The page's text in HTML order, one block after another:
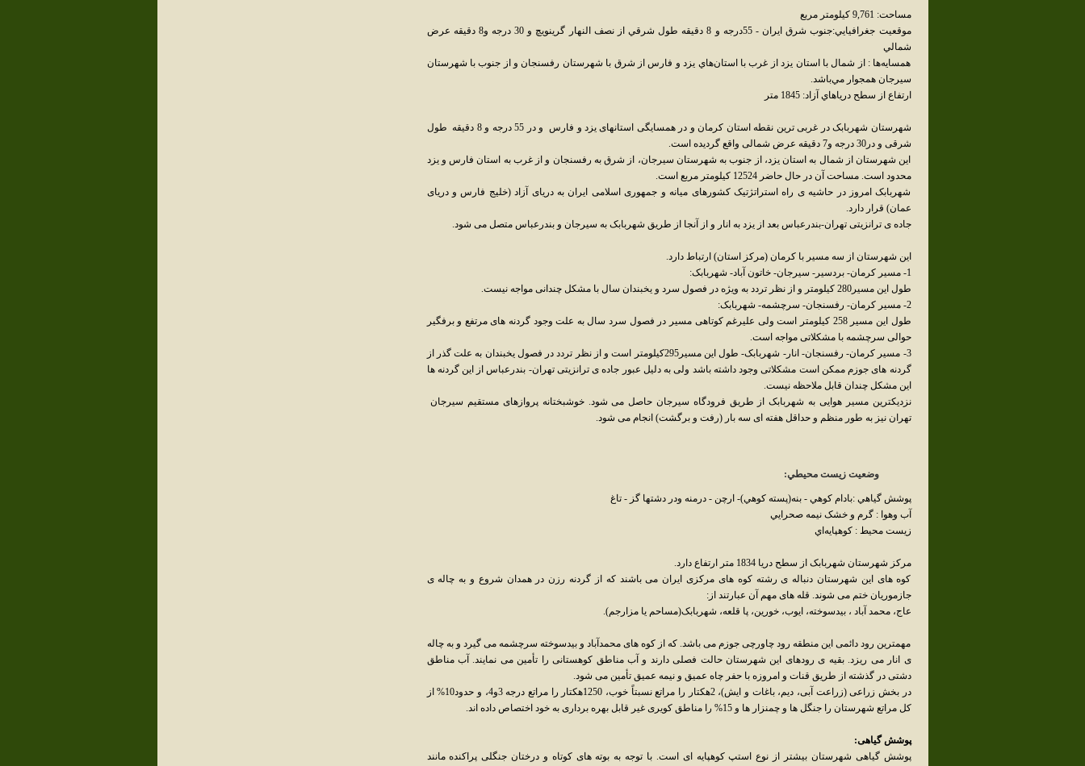
مساحت: 9,761 کيلومتر مربع
موقعيت جغرافيايي:جنوب شرق ايران - 55درجه و 8 دقيقه طول شرقي از نصف النهار گرينويچ و 30 درجه و8 دقيقه عرض
شمالي
همسايه‌ها : از شمال با استان يزد از غرب با استان‌هاي يزد و فارس از شرق با شهرستان رفسنجان و از جنوب با شهرستان
سيرجان همجوار مي‌باشد.
ارتفاع از سطح درياهاي آزاد: 1845 متر
شهرستان شهربابک در غربی ترین نقطه استان کرمان و در همسایگی استانهای یزد و فارس و در 55 درجه و 8 دقیقه طول
شرقی و در30 درجه و7 دقیقه عرض شمالی واقع گردیده است.
این شهرستان از شمال به استان یزد، از جنوب به شهرستان سیرجان، از شرق به رفسنجان و از غرب به استان فارس و یزد
محدود است. مساحت آن در حال حاضر 12524 کیلومتر مربع است.
شهربابک امروز در حاشیه ی راه استراتژتیک کشورهای میانه و جمهوری اسلامی ایران به دریای آزاد (خلیج فارس و دریای
عمان) قرار دارد.
جاده ی ترانزیتی تهران-بندرعباس بعد از یزد به انار و از آنجا از طریق شهربابک به سیرجان و بندرعباس متصل می شود.
این شهرستان از سه مسیر با کرمان (مرکز استان) ارتباط دارد.
1- مسیر کرمان- بردسیر- سیرجان- خاتون آباد- شهربابک:
طول این مسیر280 کیلومتر و از نظر تردد به ویژه در فصول سرد و یخبندان سال با مشکل چندانی مواجه نیست.
2- مسیر کرمان- رفسنجان- سرچشمه- شهربابک:
طول این مسیر 258 کیلومتر است ولی علیرغم کوتاهی مسیر در فصول سرد سال به علت وجود گردنه های مرتفع و برفگیر
حوالی سرچشمه با مشکلاتی مواجه است.
3- مسیر کرمان- رفسنجان- انار- شهربابک- طول این مسیر295کیلومتر است و از نظر تردد در فصول یخبندان به علت گذر از
گردنه های جوزم ممکن است مشکلاتی وجود داشته باشد ولی به دلیل عبور جاده ی ترانزیتی تهران- بندرعباس از این گردنه ها
این مشکل چندان قابل ملاحظه نیست.
نزدیکترین مسیر هوایی به شهربابک از طریق فرودگاه سیرجان حاصل می شود. خوشبختانه پروازهای مستقیم سیرجان
تهران نیز به طور منظم و حداقل هفته ای سه بار (رفت و برگشت) انجام می شود.
وضعيت زيست محيطي:
پوشش گياهي :بادام کوهي - بنه(پسته کوهي)- ارچن - درمنه ودر دشتها گز - تاغ
آب وهوا : گرم و خشک نيمه صحرايي
زيست محيط : کوهپايه‌اي
مرکز شهرستان شهربابک از سطح دریا 1834 متر ارتفاع دارد.
کوه های این شهرستان دنباله ی رشته کوه های مرکزی ایران می باشند که از گردنه رزن در همدان شروع و به چاله ی
جازموریان ختم می شوند. قله های مهم آن عبارتند از:
عاج، محمد آباد ، بیدسوخته، ایوب، خورین، پا قلعه، شهربابک(مساحم یا مزارجم).
مهمترین رود دائمی این منطقه رود چاورچی جوزم می باشد. که از کوه های محمدآباد و بیدسوخته سرچشمه می گیرد و به چاله
ی انار می ریزد. بقیه ی رودهای این شهرستان حالت فصلی دارند و آب مناطق کوهستانی را تأمین می نمایند. آب مناطق
دشتی در گذشته از طریق قنات و امروزه با حفر چاه عمیق و نیمه عمیق تأمین می شود.
در بخش زراعی (زراعت آبی، دیم، باغات و ایش)، 2هکتار را مراتع نسبتاً خوب، 1250هکتار را مراتع درجه 3و4، و حدود10% از
کل مراتع شهرستان را جنگل ها و چمنزار ها و 15% را مناطق کویری غیر قابل بهره برداری به خود اختصاص داده اند.
پوشش گیاهی:
پوشش گیاهی شهرستان بیشتر از نوع استپ کوهپایه ای است. با توجه به بوته های کوتاه و درختان جنگلی پراکنده مانند